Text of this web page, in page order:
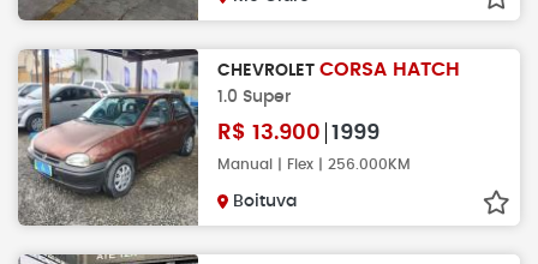
CHEVROLET CORSA HATCH
1.0 Super
R$ 13.900 1999
Manual | Flex | 256.000KM
Boituva